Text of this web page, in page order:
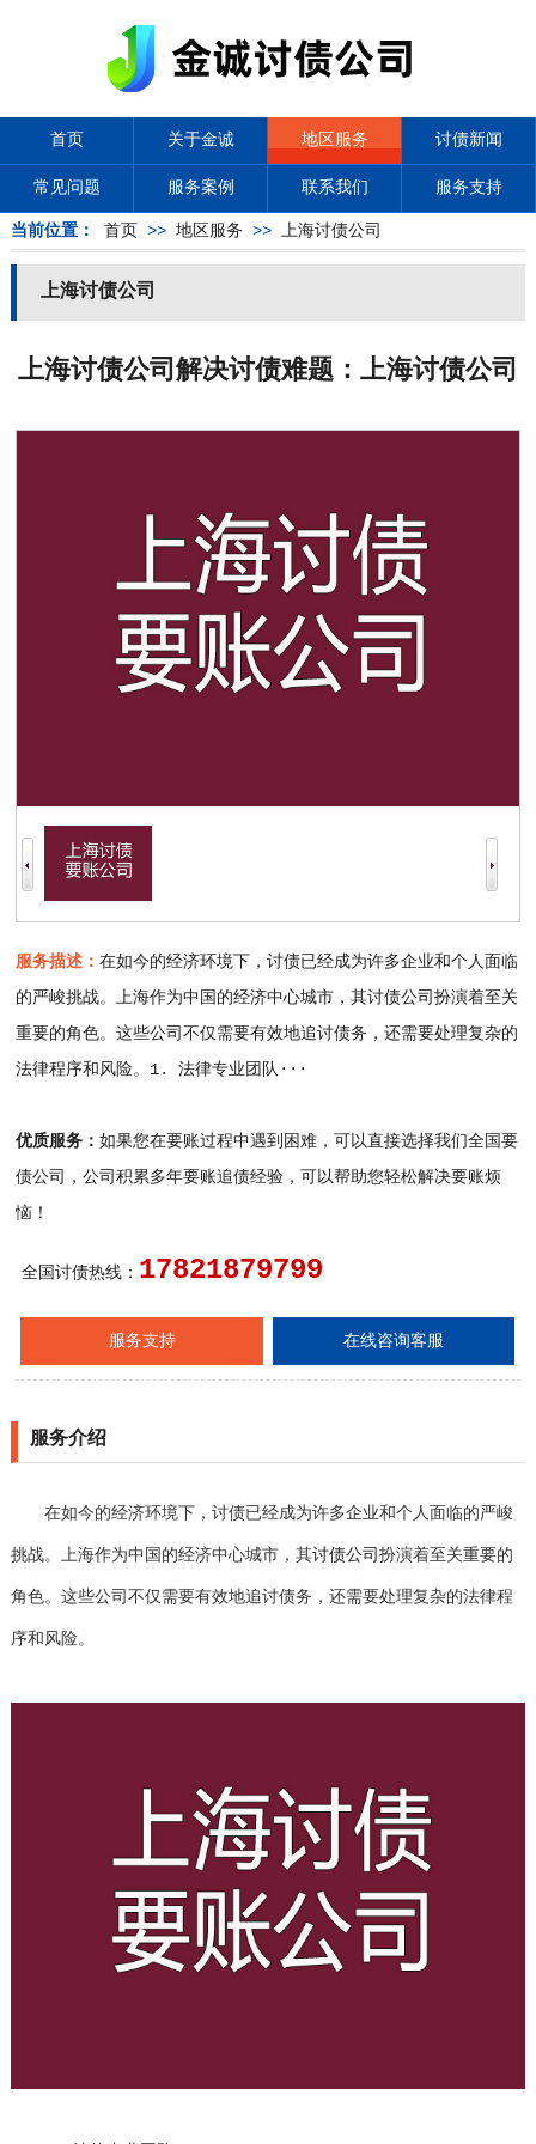
首页 关于金诚 地区服务 讨债新闻
常见问题 服务案例 联系我们 服务支持
当前位置： 首页 >> 地区服务 >> 上海讨债公司
上海讨债公司
上海讨债公司解决讨债难题：上海讨债公司
服务描述：在如今的经济环境下，讨债已经成为许多企业和个人面临
的严峻挑战。上海作为中国的经济中心城市，其讨债公司扮演着至关
重要的角色。这些公司不仅需要有效地追讨债务，还需要处理复杂的
法律程序和风险。1. 法律专业团队···
优质服务：如果您在要账过程中遇到困难，可以直接选择我们全国要
债公司，公司积累多年要账追债经验，可以帮助您轻松解决要账烦
恼！
全国讨债热线： 17821879799
服务支持 在线咨询客服
服务介绍
在如今的经济环境下，讨债已经成为许多企业和个人面临的严峻
挑战。上海作为中国的经济中心城市，其讨债公司扮演着至关重要的
角色。这些公司不仅需要有效地追讨债务，还需要处理复杂的法律程
序和风险。